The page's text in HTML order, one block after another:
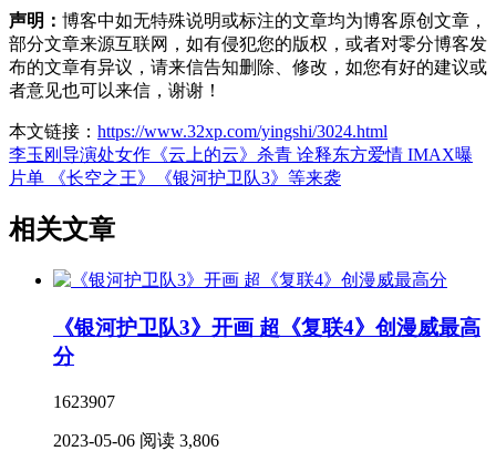
声明： 博客中如无特殊说明或标注的文章均为博客原创文章，
部分文章来源互联网，如有侵犯您的版权，或者对零分博客发
布的文章有异议，请来信告知删除、修改，如您有好的建议或
者意见也可以来信，谢谢！
本文链接： https://www.32xp.com/yingshi/3024.html
李玉刚导演处女作《云上的云》杀青 诠释东方爱情 IMAX曝
片单 《长空之王》《银河护卫队3》等来袭
相关文章
《银河护卫队3》开画 超《复联4》创漫威最高
分
1623907
2023-05-06 阅读 3,806